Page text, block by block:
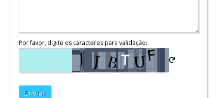
Por favor, digite os caracteres para validação:
Enviar